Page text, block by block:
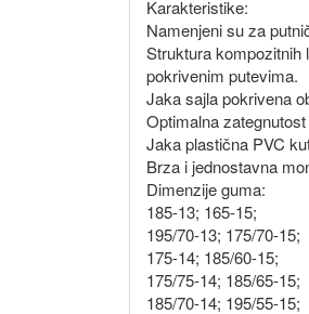
Karakteristike:
Namenjeni su za
Struktura kompozitnih
pokrivenim putevima.
Jaka sajla pokrivena
Optimalna
Jaka plastična PVC
Brza i jednostavna
Dimenzije guma:
185-13; 165-15;
195/70-13; 175/70-15;
175-14; 185/60-15;
175/75-14; 185/65-15;
185/70-14; 195/55-15;